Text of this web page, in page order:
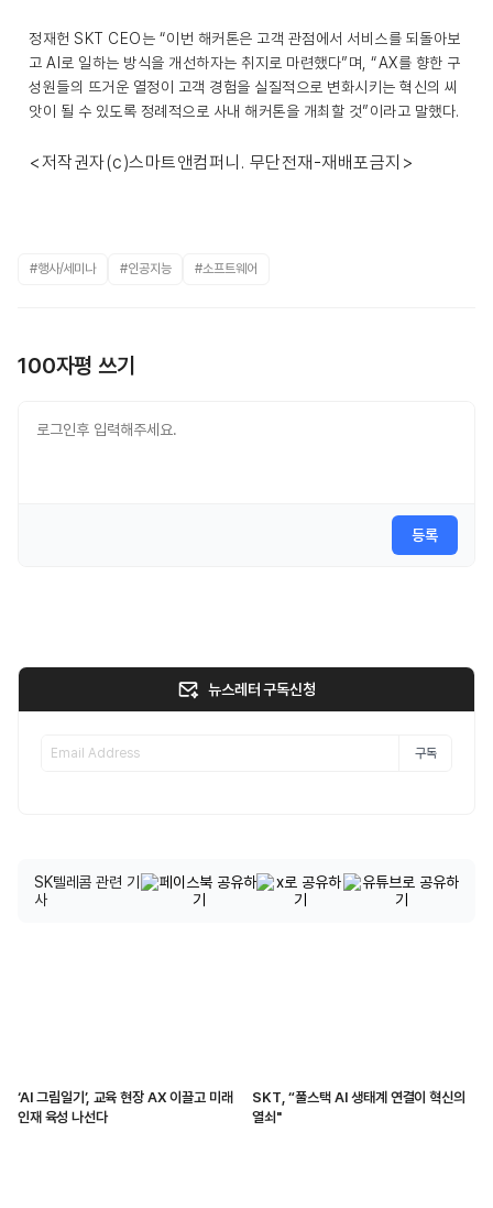
정재헌 SKT CEO는 “이번 해커톤은 고객 관점에서 서비스를 되돌아보
고 AI로 일하는 방식을 개선하자는 취지로 마련했다”며, “AX를 향한 구
성원들의 뜨거운 열정이 고객 경험을 실질적으로 변화시키는 혁신의 씨
앗이 될 수 있도록 정례적으로 사내 해커톤을 개최할 것”이라고 말했다.
<저작권자(c)스마트앤컴퍼니. 무단전재-재배포금지>
#행사/세미나 #인공지능 #소프트웨어
100자평 쓰기
등록
뉴스레터 구독신청
구독
SK텔레콤 관련 기
사
‘AI 그림일기’, 교육 현장 AX 이끌고 미래
인재 육성 나선다
SKT, “풀스택 AI 생태계 연결이 혁신의
열쇠"